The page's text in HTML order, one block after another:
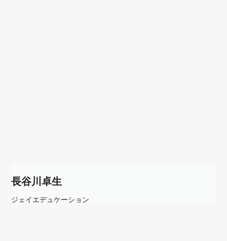
長谷川卓生
ジェイエデュケーション